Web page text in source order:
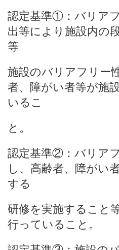
認定基準①：バリア
出等により施設内の
等
施設のバリアフリー
者、障がい者等が施
いるこ
と。
認定基準②：バリア
し、高齢者、障がい
する
研修を実施すること
行っていること。